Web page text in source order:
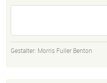
Gestalter: Morris Fuller Benton